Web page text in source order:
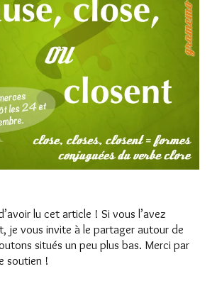
lu cet article ! Si vous l’avez
je vous invite à le partager autour de
situés un peu plus bas. Merci par
soutien !